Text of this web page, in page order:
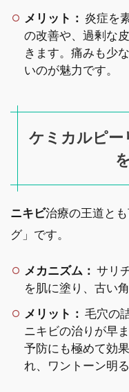
メリット： 炎症を
の改善や、過剰な
きます。痛みも少
いのが魅力です。
ケミカルピー
ニキビ治療の王道と
グ」です。
メカニズム： サリ
を肌に塗り、古い
メリット： 毛穴の
ニキビの治りが早
予防にも極めて効
れ、ワントーン明